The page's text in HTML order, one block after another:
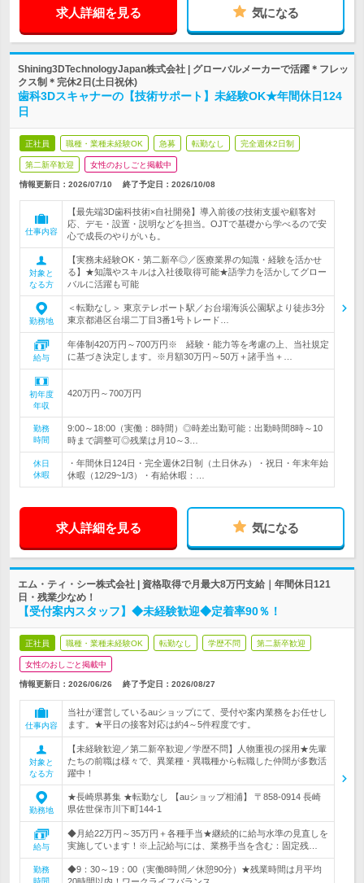
求人詳細を見る 気になる
Shining3DTechnologyJapan株式会社 | グローバルメーカーで活躍＊フレッ
クス制＊完休2日(土日祝休)
歯科3Dスキャナーの【技術サポート】未経験OK★年間休日124
日
正社員 職種・業種未経験OK 急募 転勤なし 完全週休2日制
第二新卒歓迎 女性のおしごと掲載中
情報更新日：2026/07/10 終了予定日： 2026/10/08
仕事内容
【最先端3D歯科技術×自社開発】導入前後の技術支援や顧客対
応、デモ・設置・説明などを担当。OJTで基礎から学べるので安
心で成長のやりがいも。
対象と
なる方
【実務未経験OK・第二新卒◎／医療業界の知識・経験を活かせ
る】★知識やスキルは入社後取得可能★語学力を活かしてグロー
バルに活躍も可能
勤務地
＜転勤なし＞ 東京テレポート駅／お台場海浜公園駅より徒歩3分
東京都港区台場二丁目3番1号トレード…
給与
年俸制420万円～700万円※ 経験・能力等を考慮の上、当社規定
に基づき決定します。※月額30万円～50万＋諸手当＋…
初年度
年収
420万円～700万円
勤務
時間
9:00～18:00（実働：8時間）◎時差出勤可能：出勤時間8時～10
時まで調整可◎残業は月10～3…
休日
休暇
・年間休日124日・完全週休2日制（土日休み）・祝日・年末年始
休暇（12/29~1/3）・有給休暇：…
求人詳細を見る 気になる
エム・ティ・シー株式会社 | 資格取得で月最大8万円支給｜年間休日121
日・残業少なめ！
【受付案内スタッフ】◆未経験歓迎◆定着率90％！
正社員 職種・業種未経験OK 転勤なし 学歴不問 第二新卒歓迎
女性のおしごと掲載中
情報更新日：2026/06/26 終了予定日： 2026/08/27
仕事内容
当社が運営しているauショップにて、受付や案内業務をお任せし
ます。★平日の接客対応は約4～5件程度です。
対象と
なる方
【未経験歓迎／第二新卒歓迎／学歴不問】人物重視の採用★先輩
たちの前職は様々で、異業種・異職種から転職した仲間が多数活
躍中！
勤務地
★長崎県募集 ★転勤なし 【auショップ相浦】 〒858-0914 長崎
県佐世保市川下町144-1
給与
◆月給22万円～35万円＋各種手当★継続的に給与水準の見直しを
実施しています！※上記給与には、業務手当を含む：固定残…
勤務
時間
◆9：30～19：00（実働8時間／休憩90分）★残業時間は月平均